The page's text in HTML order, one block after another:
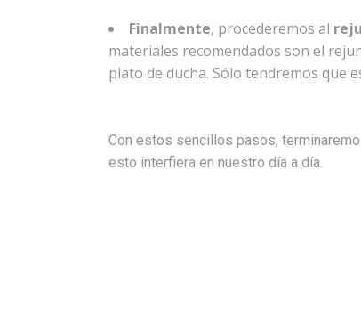
Finalmente, procederemos al
materiales recomendados son el
plato de ducha. Sólo tendremos que
Con estos sencillos pasos,
esto interfiera en nuestro día a día.